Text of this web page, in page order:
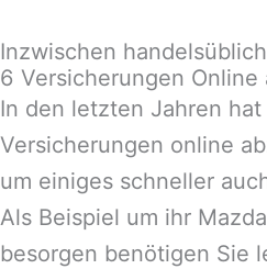
Inzwischen
6 Versicherungen Online
In den letzten Jahren
Versicherungen online
um einiges schneller
Als Beispiel um ihr
besorgen benötigen Sie